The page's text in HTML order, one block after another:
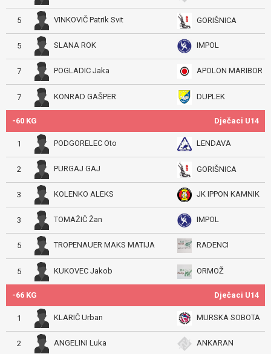
5 VINKOVIČ Patrik Svit GORIŠNICA
5 SLANA ROK IMPOL
7 POGLADIC Jaka APOLON MARIBOR
7 KONRAD GAŠPER DUPLEK
-60 KG Dječaci U14
1 PODGORELEC Oto LENDAVA
2 PURGAJ GAJ GORIŠNICA
3 KOLENKO ALEKS JK IPPON KAMNIK
3 TOMAŽIČ Žan IMPOL
5 TROPENAUER MAKS MATIJA RADENCI
5 KUKOVEC Jakob ORMOŽ
-66 KG Dječaci U14
1 KLARIČ Urban MURSKA SOBOTA
2 ANGELINI Luka ANKARAN